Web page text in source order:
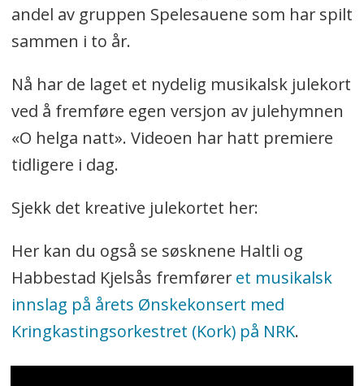
andel av gruppen Spelesauene som har spilt
sammen i to år.
Nå har de laget et nydelig musikalsk julekort
ved å fremføre egen versjon av julehymnen
«O helga natt». Videoen har hatt premiere
tidligere i dag.
Sjekk det kreative julekortet her:
Her kan du også se søsknene Haltli og
Habbestad Kjelsås fremfører et musikalsk
innslag på årets Ønskekonsert med
Kringkastingsorkestret (Kork) på NRK.